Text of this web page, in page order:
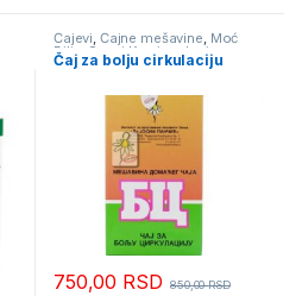
Čajevi, Čajne mešavine, Moć
Bilja Srce i Krvni sudovi
Čaj za bolju cirkulaciju
750,00 RSD 850,00RSD